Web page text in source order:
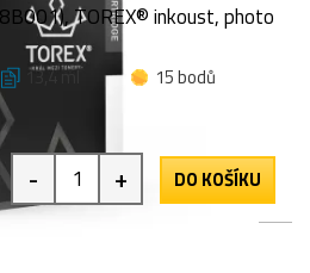
TOREX® inkoust, photo
13,4 ml
15 bodů
- + DO KOŠÍKU